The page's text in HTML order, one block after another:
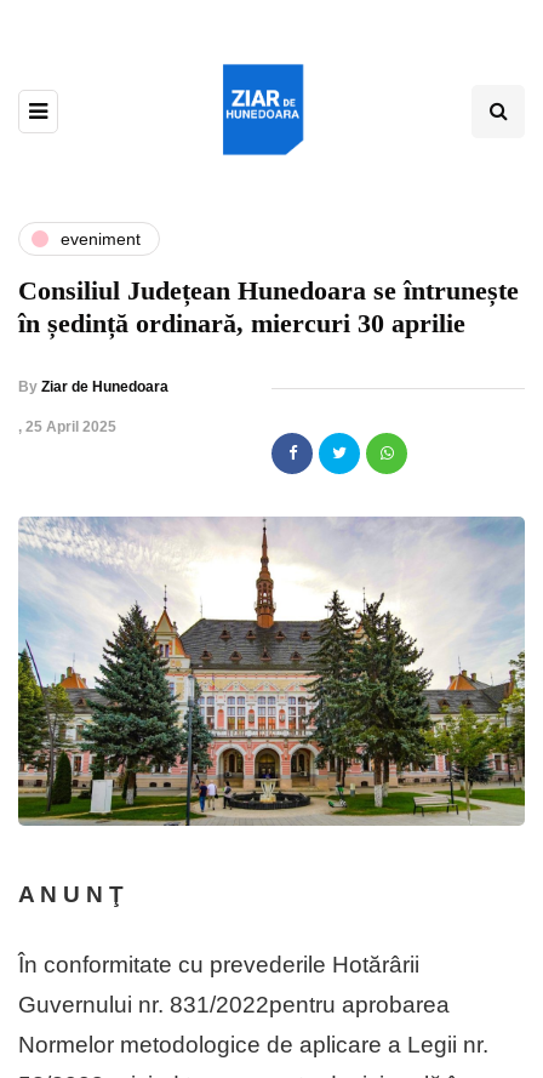
eveniment
Consiliul Județean Hunedoara se întrunește
în ședință ordinară, miercuri 30 aprilie
By Ziar de Hunedoara
, 25 April 2025
A N U N Ţ
În conformitate cu prevederile Hotărârii
Guvernului nr. 831/2022pentru aprobarea
Normelor metodologice de aplicare a Legii nr.